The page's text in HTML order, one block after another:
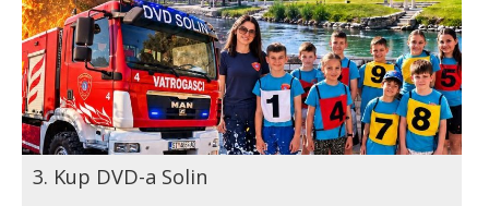
3. Kup DVD-a Solin